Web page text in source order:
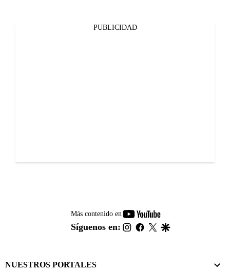
PUBLICIDAD
Más contenido en
youtube-
footer
Síguenos en: instagram
facebook
twitter
NUESTROS PORTALES